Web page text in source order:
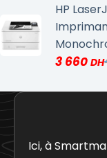
HP
3 660
Ici, à